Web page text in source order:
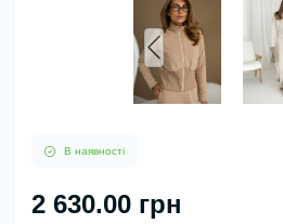
В наявності
2 630.00 грн